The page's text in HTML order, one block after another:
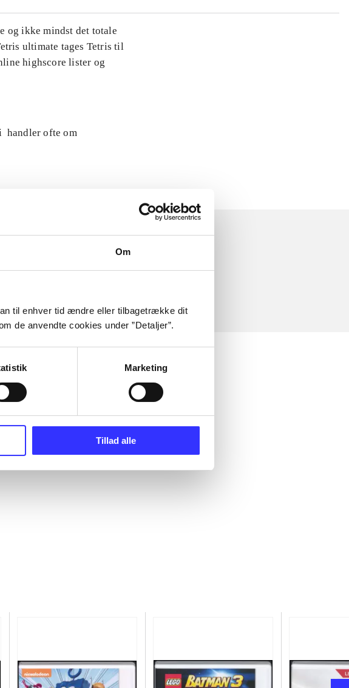
Om
til enhver tid ændre eller tilbagetrække dit
de anvendte cookies under ”Detaljer”.
Marketing
Tillad alle
og ikke mindst det totale
ultimate tages Tetris til
highscore lister og
handler ofte om